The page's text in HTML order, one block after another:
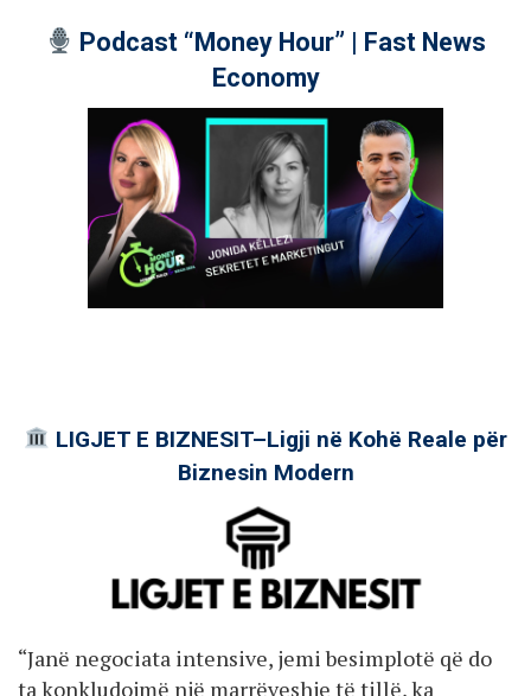
Podcast “Money Hour” | Fast News
Economy
LIGJET E BIZNESIT–Ligji në Kohë Reale për
Biznesin Modern
“Janë negociata intensive, jemi besimplotë që do
ta konkludojmë një marrëveshje të tillë, ka